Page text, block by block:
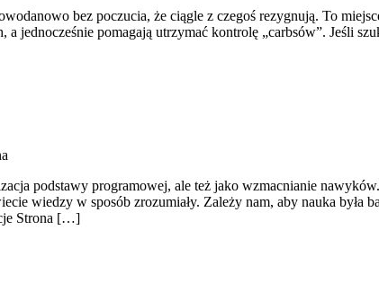
bez poczucia, że ciągle z czegoś rezygnują. To
jednocześnie pomagają utrzymać kontrolę „carbsów”. Jeśli
podstawy programowej, ale też jako wzmacnianie
wiedzy w sposób zrozumiały. Zależy nam, aby nauka była
Strona […]